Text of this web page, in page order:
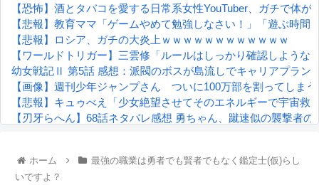
【恐怖】酒とタバコを愛する日常系女性YouTuber、ガチで体が
【悲報】教育ママ「ゲームやめて勉強しなさい！」「遊ぶ時
【悲報】ロシア、ガチの大炎上ｗｗｗｗｗｗｗｗｗｗｗｗ
【ワールドトリガー】三雲修「ルールはしっかり確認しよう
幼女戦記Ⅱ 第5話 感想：派閥のボスが島流しでキャリアプラン
【画像】週刊少年ジャンプさん ついに100万部を割ってしま
【悲報】キュゥべえ「少女絶望させてそのエネルギーで宇宙
【刃牙らへん】68話ネタバレ感想 勇ちゃん、蹴速似の襲撃者
『進撃の巨人』で一番面白いところってｗｗｗｗｗ
【画像】スト6女キャラの水着がエッチ
ホーム
最強の職業は勇者でも賢者でもなく鑑定士(仮)らし
いですよ？